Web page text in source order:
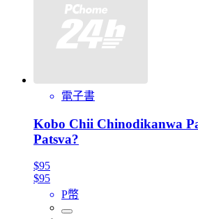
電子書
Kobo Chii Chinodikanwa
Patsva?
$95
$95
P幣